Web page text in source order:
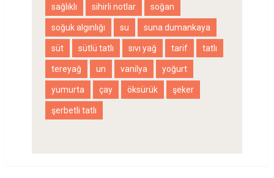
sağlıklı sihirli notlar soğan
soğuk algınlığı su suna dumankaya
süt sütlü tatlı sıvı yağ tarif tatlı
tereyağ un vanilya yoğurt
yumurta çay öksürük şeker
şerbetli tatlı